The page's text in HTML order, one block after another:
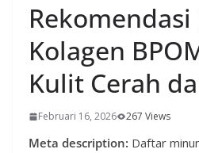
Kolagen
Kulit Cerah
Februari 16, 2026 267 Views
Meta description: Daftar